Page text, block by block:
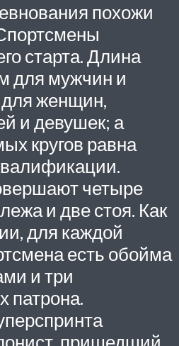
похожи
старта. Длина
для мужчин и
женщин,
и девушек; а
кругов равна
четыре
и две стоя. Как
для каждой
есть обойма
и три
патрона.
пришедший